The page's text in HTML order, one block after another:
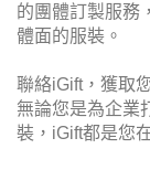
的團體訂製服務
體面的服裝。
聯絡iGift，獲取
無論您是為企業
裝，iGift都是您